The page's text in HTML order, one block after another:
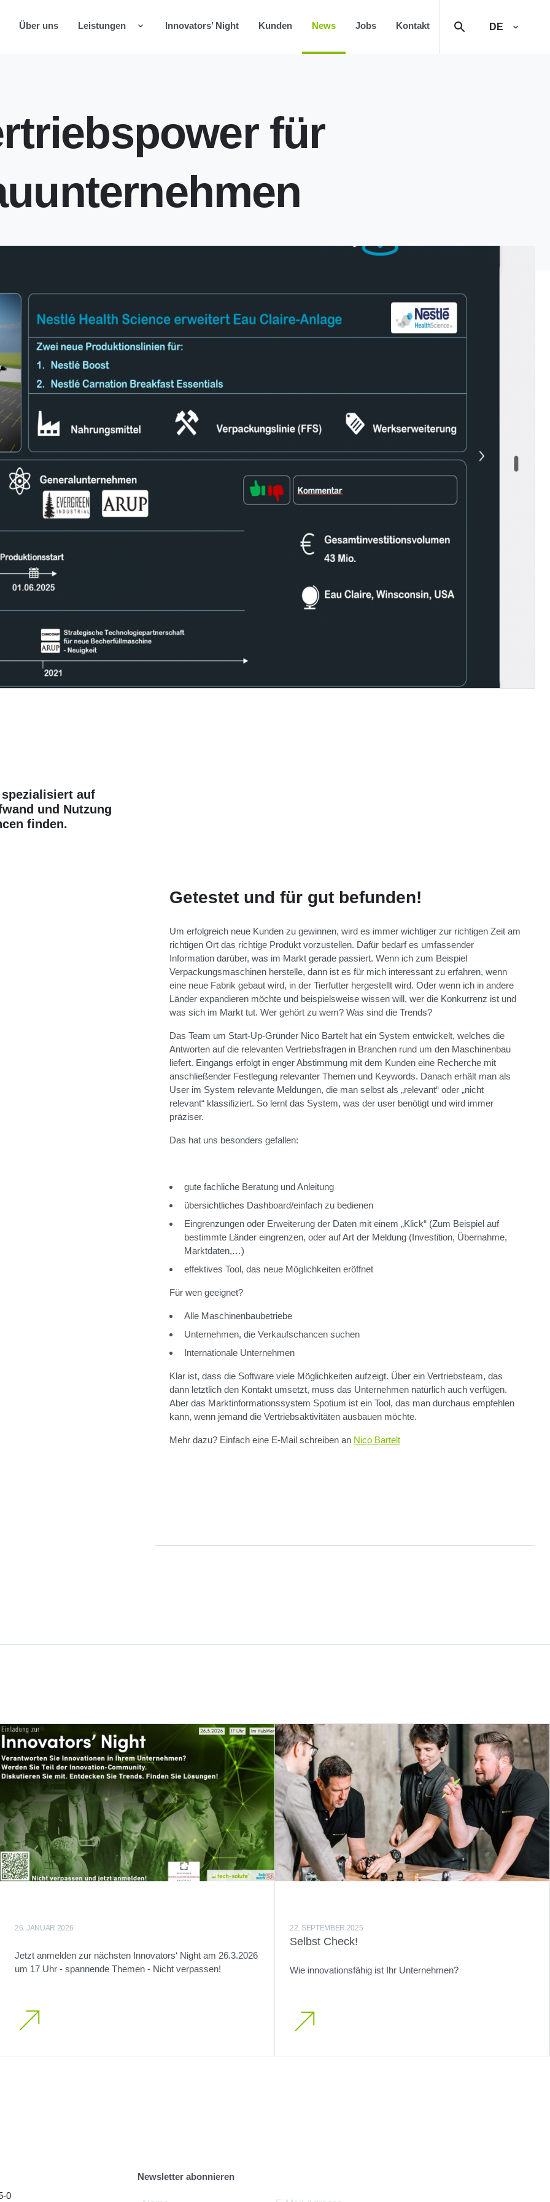
Über uns Leistungen Innovators’ Night Kunden News Jobs Kontakt DE
für
auf
und Nutzung
finden.
Getestet und für gut befunden!
Um erfolgreich neue Kunden zu gewinnen, wird es immer wichtiger zur richtigen Zeit am
richtigen Ort das richtige Produkt vorzustellen. Dafür bedarf es umfassender
Information darüber, was im Markt gerade passiert. Wenn ich zum Beispiel
Verpackungsmaschinen herstelle, dann ist es für mich interessant zu erfahren, wenn
eine neue Fabrik gebaut wird, in der Tierfutter hergestellt wird. Oder wenn ich in andere
Länder expandieren möchte und beispielsweise wissen will, wer die Konkurrenz ist und
was sich im Markt tut. Wer gehört zu wem? Was sind die Trends?
Das Team um Start-Up-Gründer Nico Bartelt hat ein System entwickelt, welches die
Antworten auf die relevanten Vertriebsfragen in Branchen rund um den Maschinenbau
liefert. Eingangs erfolgt in enger Abstimmung mit dem Kunden eine Recherche mit
anschließender Festlegung relevanter Themen und Keywords. Danach erhält man als
User im System relevante Meldungen, die man selbst als „relevant“ oder „nicht
relevant“ klassifiziert. So lernt das System, was der user benötigt und wird immer
präziser.
Das hat uns besonders gefallen:
gute fachliche Beratung und Anleitung
übersichtliches Dashboard/einfach zu bedienen
Eingrenzungen oder Erweiterung der Daten mit einem „Klick“ (Zum Beispiel auf
bestimmte Länder eingrenzen, oder auf Art der Meldung (Investition, Übernahme,
Marktdaten,…)
effektives Tool, das neue Möglichkeiten eröffnet
Für wen geeignet?
Alle Maschinenbaubetriebe
Unternehmen, die Verkaufschancen suchen
Internationale Unternehmen
Klar ist, dass die Software viele Möglichkeiten aufzeigt. Über ein Vertriebsteam, das
dann letztlich den Kontakt umsetzt, muss das Unternehmen natürlich auch verfügen.
Aber das Marktinformationssystem Spotium ist ein Tool, das man durchaus empfehlen
kann, wenn jemand die Vertriebsaktivitäten ausbauen möchte.
Mehr dazu? Einfach eine E-Mail schreiben an Nico Bartelt
26. JANUAR 2026
Jetzt anmelden zur nächsten Innovators‘ Night am 26.3.2026
um 17 Uhr - spannende Themen - Nicht verpassen!
22. SEPTEMBER 2025
Selbst Check!
Wie innovationsfähig ist Ihr Unternehmen?
0
Newsletter abonnieren